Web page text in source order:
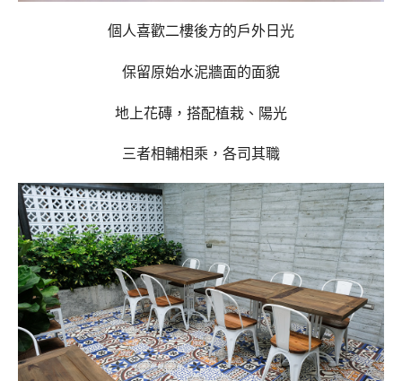
個人喜歡二樓後方的戶外日光
保留原始水泥牆面的面貌
地上花磚，搭配植栽、陽光
三者相輔相乘，各司其職